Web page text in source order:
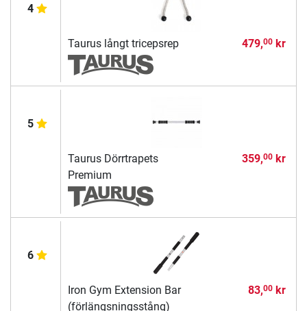
4
Taurus långt tricepsrep 479,00kr
5
Taurus Dörrtrapets
Premium
359,00kr
6
Iron Gym Extension Bar
(förlängsningsstång)
83,00kr